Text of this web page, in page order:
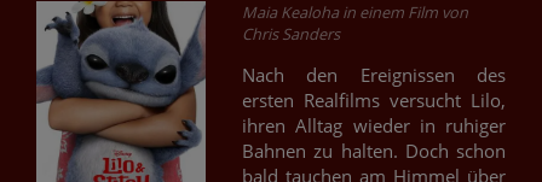
Maia Kealoha in einem Film von
Chris Sanders
Nach den Ereignissen des
ersten Realfilms versucht Lilo,
ihren Alltag wieder in ruhiger
Bahnen zu halten. Doch schon
bald tauchen am Himmel über